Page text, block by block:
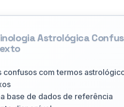
Astrológica
confusos com termos
base de dados de referência